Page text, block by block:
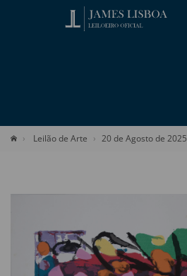
Leilão de Arte 20 de Agosto de 2025